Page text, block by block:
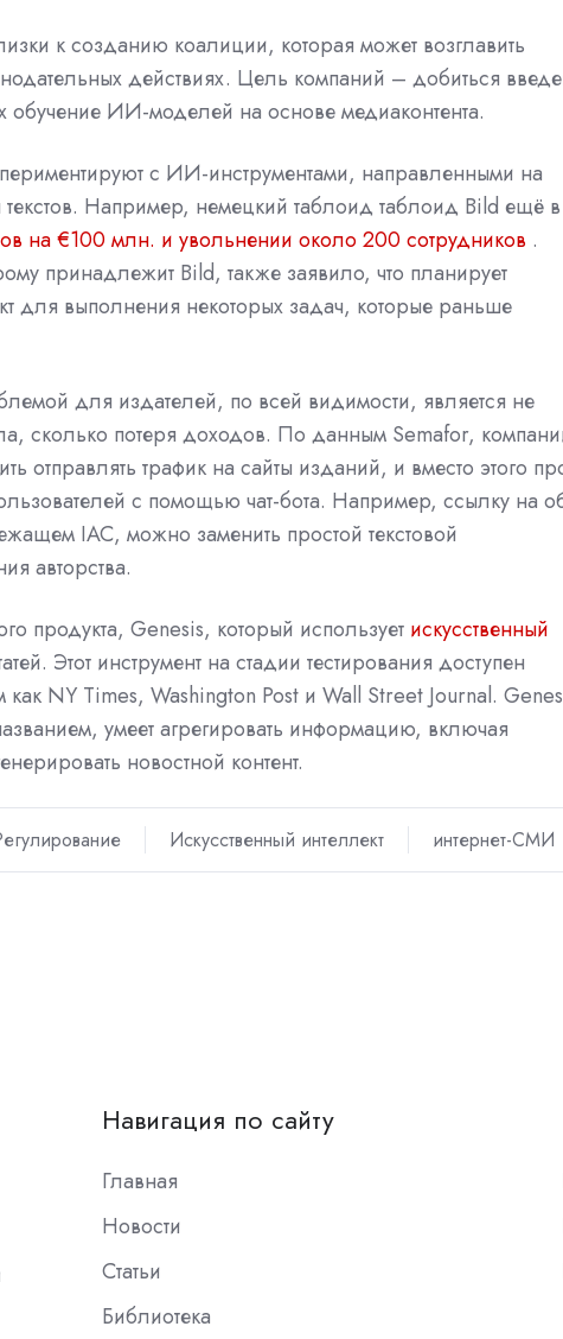
к созданию коалиции, которая может возглавить
действиях. Цель компаний – добиться
ИИ-моделей на основе медиаконтента.
с ИИ-инструментами, направленными на
Например, немецкий таблоид таблоид Bild ещё в
на €100 млн. и увольнении около 200 сотрудников .
принадлежит Bild, также заявило, что планирует
для выполнения некоторых задач, которые раньше
для издателей, по всей видимости, является не
сколько потеря доходов. По данным Semafor,
отправлять трафик на сайты изданий, и вместо этого
с помощью чат-бота. Например, ссылку на
IAC, можно заменить простой текстовой
авторства.
продукта, Genesis, который использует искусственный
Этот инструмент на стадии тестирования доступен
NY Times, Washington Post и Wall Street Journal.
умеет агрегировать информацию, включая
новостной контент.
Искусственный интеллект интернет-СМИ
Навигация по сайту
Главная
Новости
Статьи
Библиотека